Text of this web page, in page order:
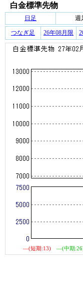
白金標準先物
日足 週
つなぎ足 26年08月限
―(短期:13) ―(中期